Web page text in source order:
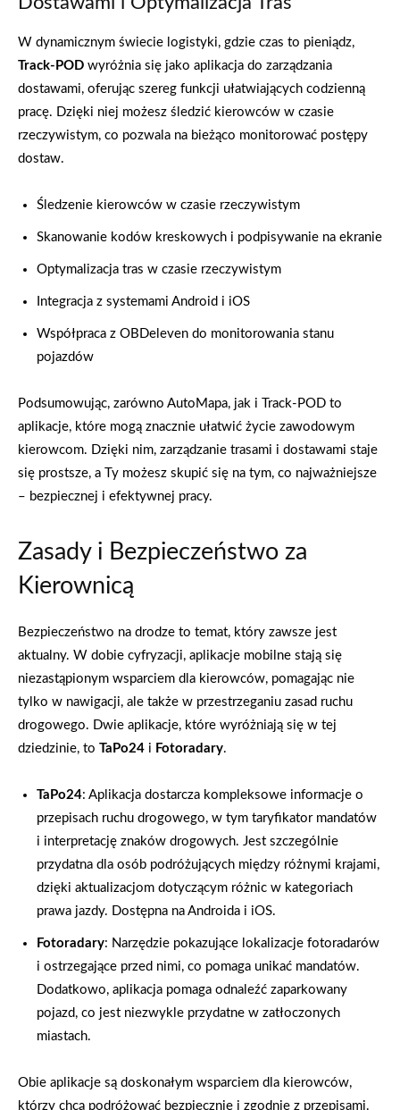
W dynamicznym świecie logistyki, gdzie czas to pieniądz,
Track-POD wyróżnia się jako aplikacja do zarządzania
dostawami, oferując szereg funkcji ułatwiających codzienną
pracę. Dzięki niej możesz śledzić kierowców w czasie
rzeczywistym, co pozwala na bieżąco monitorować postępy
dostaw.
Śledzenie kierowców w czasie rzeczywistym
Skanowanie kodów kreskowych i podpisywanie na ekranie
Optymalizacja tras w czasie rzeczywistym
Integracja z systemami Android i iOS
Współpraca z OBDeleven do monitorowania stanu
pojazdów
Podsumowując, zarówno AutoMapa, jak i Track-POD to
aplikacje, które mogą znacznie ułatwić życie zawodowym
kierowcom. Dzięki nim, zarządzanie trasami i dostawami staje
się prostsze, a Ty możesz skupić się na tym, co najważniejsze
– bezpiecznej i efektywnej pracy.
Zasady i Bezpieczeństwo za
Kierownicą
Bezpieczeństwo na drodze to temat, który zawsze jest
aktualny. W dobie cyfryzacji, aplikacje mobilne stają się
niezastąpionym wsparciem dla kierowców, pomagając nie
tylko w nawigacji, ale także w przestrzeganiu zasad ruchu
drogowego. Dwie aplikacje, które wyróżniają się w tej
dziedzinie, to TaPo24 i Fotoradary.
TaPo24: Aplikacja dostarcza kompleksowe informacje o
przepisach ruchu drogowego, w tym taryfikator mandatów
i interpretację znaków drogowych. Jest szczególnie
przydatna dla osób podróżujących między różnymi krajami,
dzięki aktualizacjom dotyczącym różnic w kategoriach
prawa jazdy. Dostępna na Androida i iOS.
Fotoradary: Narzędzie pokazujące lokalizacje fotoradarów
i ostrzegające przed nimi, co pomaga unikać mandatów.
Dodatkowo, aplikacja pomaga odnaleźć zaparkowany
pojazd, co jest niezwykle przydatne w zatłoczonych
miastach.
Obie aplikacje są doskonałym wsparciem dla kierowców,
którzy chcą podróżować bezpiecznie i zgodnie z przepisami.